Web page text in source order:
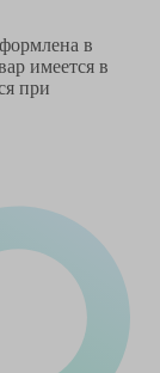
в
имеется в
при